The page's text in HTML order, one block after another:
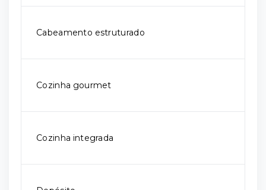
Cabeamento estruturado
Cozinha gourmet
Cozinha integrada